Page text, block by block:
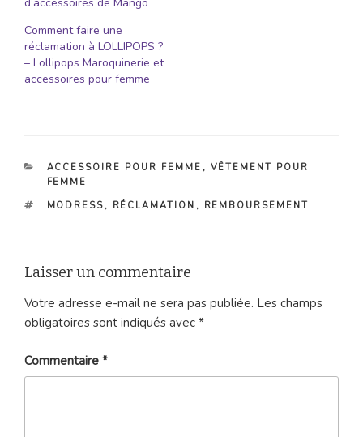
Comment faire une
réclamation à LOLLIPOPS ?
– Lollipops Maroquinerie et
accessoires pour femme
CATÉGORIES
ACCESSOIRE POUR FEMME , VÊTEMENT POUR
FEMME
ÉTIQUETTES
MODRESS , RÉCLAMATION , REMBOURSEMENT
Laisser un commentaire
Votre adresse e-mail ne sera pas publiée. Les champs
obligatoires sont indiqués avec *
Commentaire *